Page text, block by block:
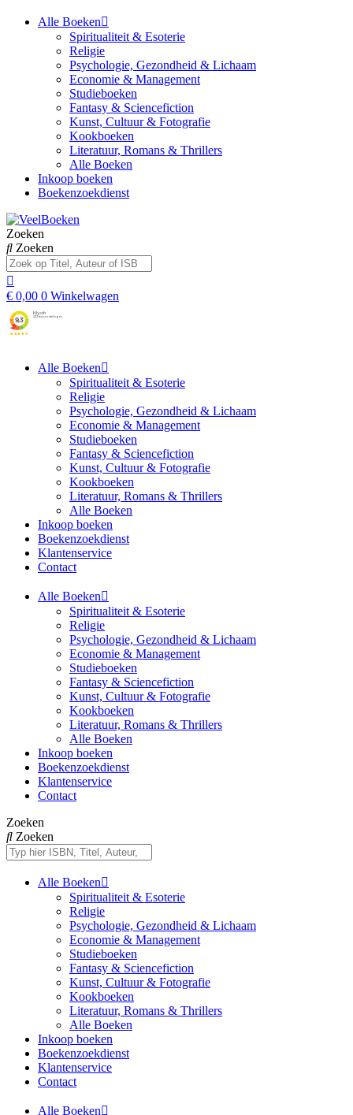
Alle Boeken
Spiritualiteit & Esoterie
Religie
Psychologie, Gezondheid & Lichaam
Economie & Management
Studieboeken
Fantasy & Sciencefiction
Kunst, Cultuur & Fotografie
Kookboeken
Literatuur, Romans & Thrillers
Alle Boeken
Inkoop boeken
Boekenzoekdienst
Zoeken
Zoeken
€ 0,00 0 Winkelwagen
Alle Boeken
Spiritualiteit & Esoterie
Religie
Psychologie, Gezondheid & Lichaam
Economie & Management
Studieboeken
Fantasy & Sciencefiction
Kunst, Cultuur & Fotografie
Kookboeken
Literatuur, Romans & Thrillers
Alle Boeken
Inkoop boeken
Boekenzoekdienst
Klantenservice
Contact
Alle Boeken
Spiritualiteit & Esoterie
Religie
Psychologie, Gezondheid & Lichaam
Economie & Management
Studieboeken
Fantasy & Sciencefiction
Kunst, Cultuur & Fotografie
Kookboeken
Literatuur, Romans & Thrillers
Alle Boeken
Inkoop boeken
Boekenzoekdienst
Klantenservice
Contact
Zoeken
Zoeken
Alle Boeken
Spiritualiteit & Esoterie
Religie
Psychologie, Gezondheid & Lichaam
Economie & Management
Studieboeken
Fantasy & Sciencefiction
Kunst, Cultuur & Fotografie
Kookboeken
Literatuur, Romans & Thrillers
Alle Boeken
Inkoop boeken
Boekenzoekdienst
Klantenservice
Contact
Alle Boeken